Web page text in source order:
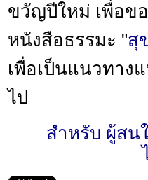
ขวัญปีใหม่ เพื่อข
หนังสือธรรมะ "สุ
เพื่อเป็นแนวทาง
ไป
สำหรับ ผู้สน